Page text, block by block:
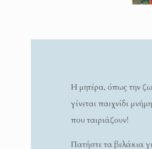
Η μητέρα, όπως την
γίνεται παιχνίδι
που ταιριάζουν!
Πατήστε τα βελάκια